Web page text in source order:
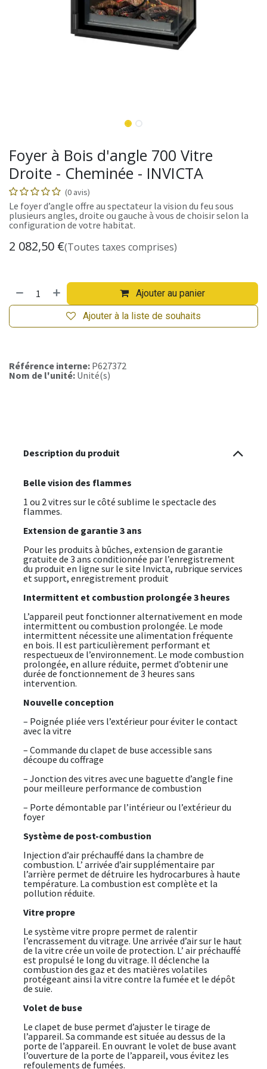
Foyer à Bois d'angle 700 Vitre
Droite - Cheminée - INVICTA
(0 avis)
Le foyer d’angle offre au spectateur la vision du feu sous
plusieurs angles, droite ou gauche à vous de choisir selon la
configuration de votre habitat.
2 082,50 €(Toutes taxes comprises)
Ajouter au panier
Ajouter à la liste de souhaits
Référence interne: P627372
Nom de l'unité: Unité(s)
Description du produit
Belle vision des flammes
1 ou 2 vitres sur le côté sublime le spectacle des
flammes.
Extension de garantie 3 ans
Pour les produits à bûches, extension de garantie
gratuite de 3 ans conditionnée par l’enregistrement
du produit en ligne sur le site Invicta, rubrique services
et support, enregistrement produit
Intermittent et combustion prolongée 3 heures
L’appareil peut fonctionner alternativement en mode
intermittent ou combustion prolongée. Le mode
intermittent nécessite une alimentation fréquente
en bois. Il est particulièrement performant et
respectueux de l’environnement. Le mode combustion
prolongée, en allure réduite, permet d’obtenir une
durée de fonctionnement de 3 heures sans
intervention.
Nouvelle conception
– Poignée pliée vers l’extérieur pour éviter le contact
avec la vitre
– Commande du clapet de buse accessible sans
découpe du coffrage
– Jonction des vitres avec une baguette d’angle fine
pour meilleure performance de combustion
– Porte démontable par l’intérieur ou l’extérieur du
foyer
Système de post-combustion
Injection d’air préchauffé dans la chambre de
combustion. L’ arrivée d’air supplémentaire par
l’arrière permet de détruire les hydrocarbures à haute
température. La combustion est complète et la
pollution réduite.
Vitre propre
Le système vitre propre permet de ralentir
l’encrassement du vitrage. Une arrivée d’air sur le haut
de la vitre crée un voile de protection. L’ air préchauffé
est propulsé le long du vitrage. Il déclenche la
combustion des gaz et des matières volatiles
protégeant ainsi la vitre contre la fumée et le dépôt
de suie.
Volet de buse
Le clapet de buse permet d’ajuster le tirage de
l’appareil. Sa commande est située au dessus de la
porte de l’appareil. En ouvrant le volet de buse avant
l’ouverture de la porte de l’appareil, vous évitez les
refoulements de fumées.